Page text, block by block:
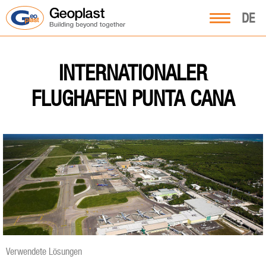
DE
INTERNATIONALER
FLUGHAFEN PUNTA CANA
Verwendete Lösungen